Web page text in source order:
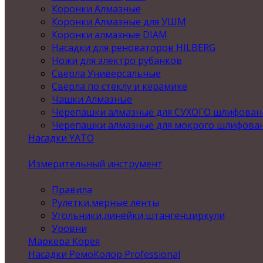
Коронки Алмазные
Коронки Алмазные для УШМ
Коронки алмазные DIAM
Насадки для реноваторов HILBERG
Ножи для электро рубанков
Сверла Универсальные
Сверла по стеклу и керамике
Чашки Алмазные
Черепашки алмазные для СУХОГО
Черепашки алмазные для мокрого
Насадки YATO
Измерительный инструмент
Правила
Рулетки,мерные ленты
Угольники,линейки,штангенциркули
Уровни
Маркера Корея
Насадки РемоКолор Professional